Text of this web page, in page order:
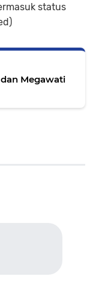
status
Megawati